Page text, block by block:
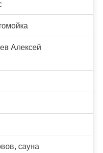
Алексей
сауна